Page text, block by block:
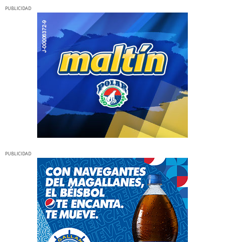
PUBLICIDAD
PUBLICIDAD